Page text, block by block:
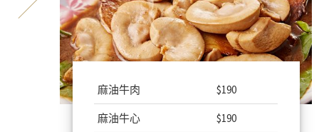
麻油牛肉 $190
麻油牛心 $190